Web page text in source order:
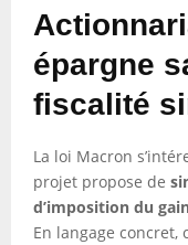
épargne
fiscalité
La loi Macron
projet propose de
d’imposition du
En langage